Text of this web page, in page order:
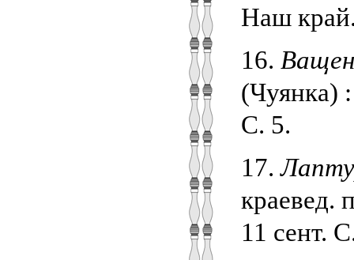
Наш
16.
(Чуянка)
С. 5.
17.
краевед.
11 сент.